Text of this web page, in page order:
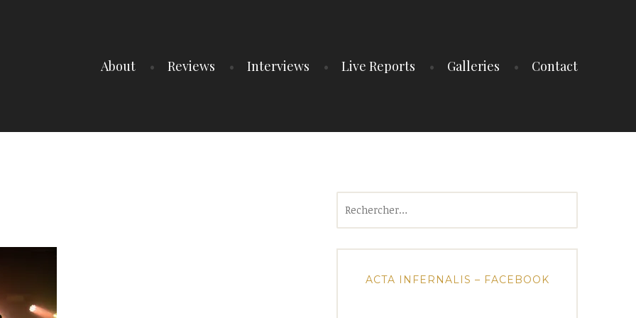
About Reviews Interviews Live Reports Galleries Contact
ACTA INFERNALIS – FACEBOOK